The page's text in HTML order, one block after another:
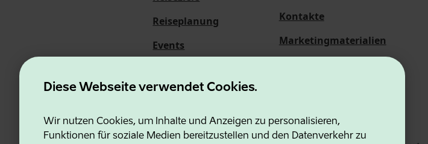
Diese Webseite verwendet Cookies.
Wir nutzen Cookies, um Inhalte und Anzeigen zu personalisieren,
Funktionen für soziale Medien bereitzustellen und den Datenverkehr zu
Reiseplanung
Events
Kontakte
Marketingmaterialien